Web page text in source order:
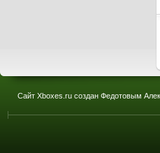
Сайт Xboxes.ru создан Федотовым